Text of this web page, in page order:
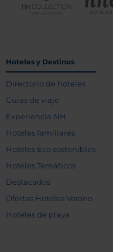
Hoteles y Destinos
Directorio de hoteles
Guías de viaje
Experiencia NH
Hoteles familiares
Hoteles Eco sostenibles
Hoteles Temáticos
Destacados
Ofertas Hoteles Verano
Hoteles de playa